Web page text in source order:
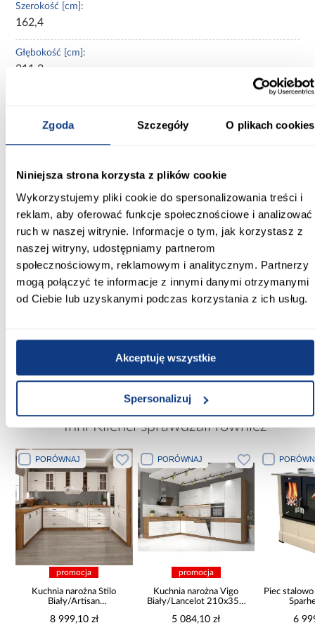
Zgoda Szczegóły O plikach cookies
Niniejsza strona korzysta z plików cookie
Wykorzystujemy pliki cookie do spersonalizowania treści i
reklam, aby oferować funkcje społecznościowe i analizować
ruch w naszej witrynie. Informacje o tym, jak korzystasz z
naszej witryny, udostępniamy partnerom
społecznościowym, reklamowym i analitycznym. Partnerzy
mogą połączyć te informacje z innymi danymi otrzymanymi
od Ciebie lub uzyskanymi podczas korzystania z ich usług.
Akceptuję wszystkie
Spersonalizuj
Szerokość [cm]:
162,4
Głębokość [cm]:
211,2
Rodzaj asortymentu:
Materiał wykonania:
drewno świerkowe
Podłoga:
bez podłogi
Waga [kg]:
450
Inni Klienci sprawdzali również
PORÓWNAJ
promocja
Kuchnia narożna Stilo
Biały/Artisan
8 999,10 zł
PORÓWNAJ
promocja
Kuchnia narożna Vigo
Biały/Lancelot 210x350
5 084,10 zł
Piec
6